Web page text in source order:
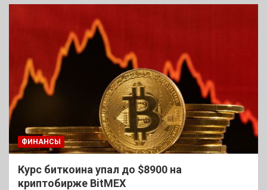
ФИНАНСЫ
Курс биткоина упал до $8900 на
криптобирже BitMEX